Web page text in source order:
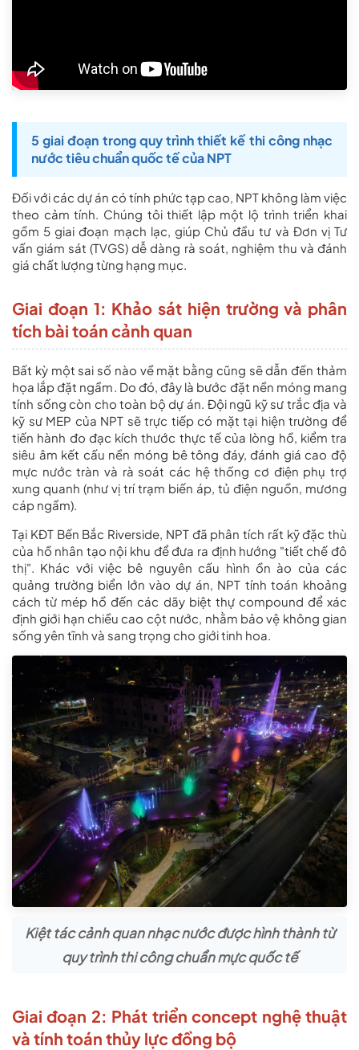
5 giai đoạn trong quy trình thiết kế thi công nhạc
nước tiêu chuẩn quốc tế của NPT
Đối với các dự án có tính phức tạp cao, NPT không làm việc
theo cảm tính. Chúng tôi thiết lập một lộ trình triển khai
gồm 5 giai đoạn mạch lạc, giúp Chủ đầu tư và Đơn vị Tư
vấn giám sát (TVGS) dễ dàng rà soát, nghiệm thu và đánh
giá chất lượng từng hạng mục.
Giai đoạn 1: Khảo sát hiện trường và phân
tích bài toán cảnh quan
Bất kỳ một sai số nào về mặt bằng cũng sẽ dẫn đến thảm
họa lắp đặt ngầm. Do đó, đây là bước đặt nền móng mang
tính sống còn cho toàn bộ dự án. Đội ngũ kỹ sư trắc địa và
kỹ sư MEP của NPT sẽ trực tiếp có mặt tại hiện trường để
tiến hành đo đạc kích thước thực tế của lòng hồ, kiểm tra
siêu âm kết cấu nền móng bê tông đáy, đánh giá cao độ
mực nước tràn và rà soát các hệ thống cơ điện phụ trợ
xung quanh (như vị trí trạm biến áp, tủ điện nguồn, mương
cáp ngầm).
Tại KĐT Bến Bắc Riverside, NPT đã phân tích rất kỹ đặc thù
của hồ nhân tạo nội khu để đưa ra định hướng "tiết chế đô
thị". Khác với việc bê nguyên cấu hình ồn ào của các
quảng trường biển lớn vào dự án, NPT tính toán khoảng
cách từ mép hồ đến các dãy biệt thự compound để xác
định giới hạn chiều cao cột nước, nhằm bảo vệ không gian
sống yên tĩnh và sang trọng cho giới tinh hoa.
Kiệt tác cảnh quan nhạc nước được hình thành từ
quy trình thi công chuẩn mực quốc tế
Giai đoạn 2: Phát triển concept nghệ thuật
và tính toán thủy lực đồng bộ